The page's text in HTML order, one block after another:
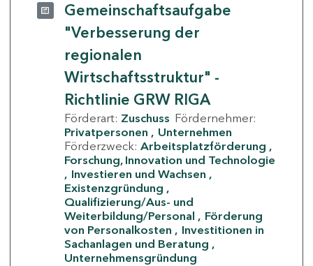
Gemeinschaftsaufgabe
"Verbesserung der
regionalen
Wirtschaftsstruktur" -
Richtlinie GRW RIGA
Förderart: Zuschuss Fördernehmer:
Privatpersonen
Unternehmen
Förderzweck: Arbeitsplatzförderung
Forschung, Innovation und Technologie
Investieren und Wachsen
Existenzgründung
Qualifizierung/Aus- und
Weiterbildung/Personal
Förderung
von Personalkosten
Investitionen in
Sachanlagen und Beratung
Unternehmensgründung